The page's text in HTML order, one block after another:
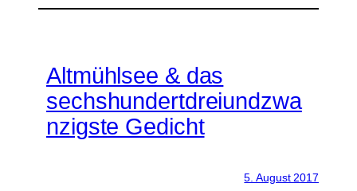
Altmühlsee & das
sechshundertdreiundzwa
nzigste Gedicht
5. August 2017